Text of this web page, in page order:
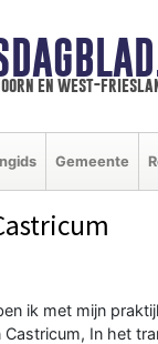
en west-
Gemeente
ik met mijn
In het